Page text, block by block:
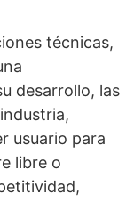
técnicas,
desarrollo, las
usuario para
libre o